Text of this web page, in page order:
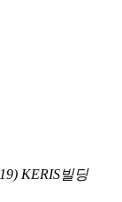
KERIS빌딩